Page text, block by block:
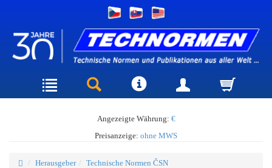
Angezeigte Währung: €
Preisanzeige: ohne MWS
Herausgeber
Technische Normen ČSN